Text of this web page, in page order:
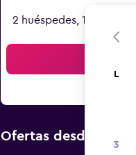
2 huéspedes, 1 habitación
Ofertas desde
L
3